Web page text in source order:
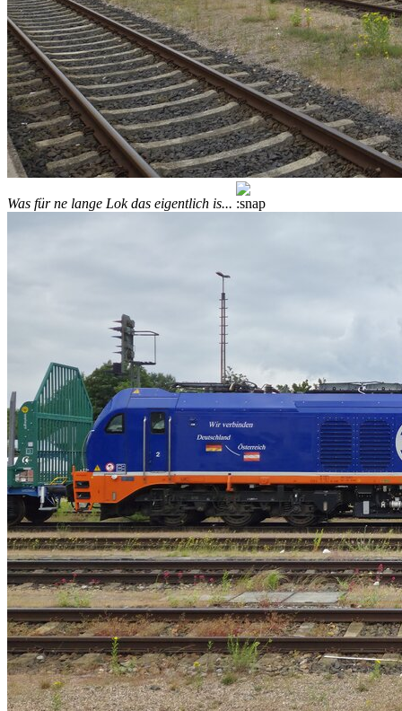
Was für ne lange Lok das eigentlich is...